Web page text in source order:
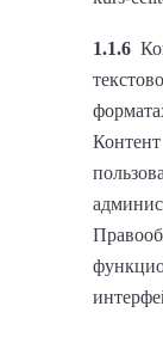
1.1.6